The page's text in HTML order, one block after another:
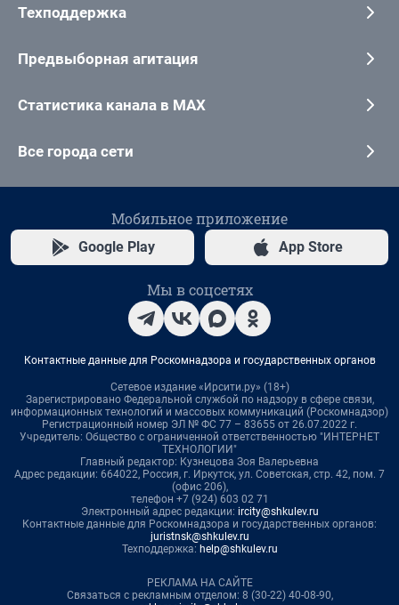
Техподдержка
Предвыборная агитация
Статистика канала в MAX
Все города сети
Мобильное приложение
Google Play App Store
Мы в соцсетях
Контактные данные для Роскомнадзора и государственных органов
Сетевое издание «Ирсити.ру» (18+)
Зарегистрировано Федеральной службой по надзору в сфере связи,
информационных технологий и массовых коммуникаций (Роскомнадзор)
Регистрационный номер ЭЛ № ФС 77 – 83655 от 26.07.2022 г.
Учредитель: Общество с ограниченной ответственностью "ИНТЕРНЕТ
ТЕХНОЛОГИИ"
Главный редактор: Кузнецова Зоя Валерьевна
Адрес редакции: 664022, Россия, г. Иркутск, ул. Советская, стр. 42, пом. 7
(офис 206),
телефон +7 (924) 603 02 71
Электронный адрес редакции: ircity@shkulev.ru
Контактные данные для Роскомнадзора и государственных органов:
juristnsk@shkulev.ru
Техподдержка: help@shkulev.ru
РЕКЛАМА НА САЙТЕ
Связаться с рекламным отделом: 8 (30-22) 40-08-90,